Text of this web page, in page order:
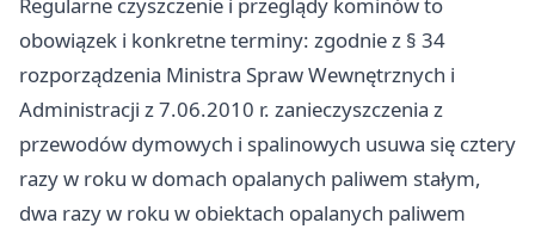
Regularne czyszczenie i przeglądy kominów to
obowiązek i konkretne terminy: zgodnie z § 34
rozporządzenia Ministra Spraw Wewnętrznych i
Administracji z 7.06.2010 r. zanieczyszczenia z
przewodów dymowych i spalinowych usuwa się cztery
razy w roku w domach opalanych paliwem stałym,
dwa razy w roku w obiektach opalanych paliwem